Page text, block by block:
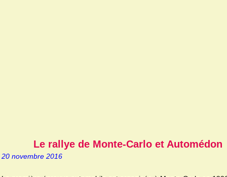
Le rallye de Monte-Carlo et Automédon
20 novembre 2016